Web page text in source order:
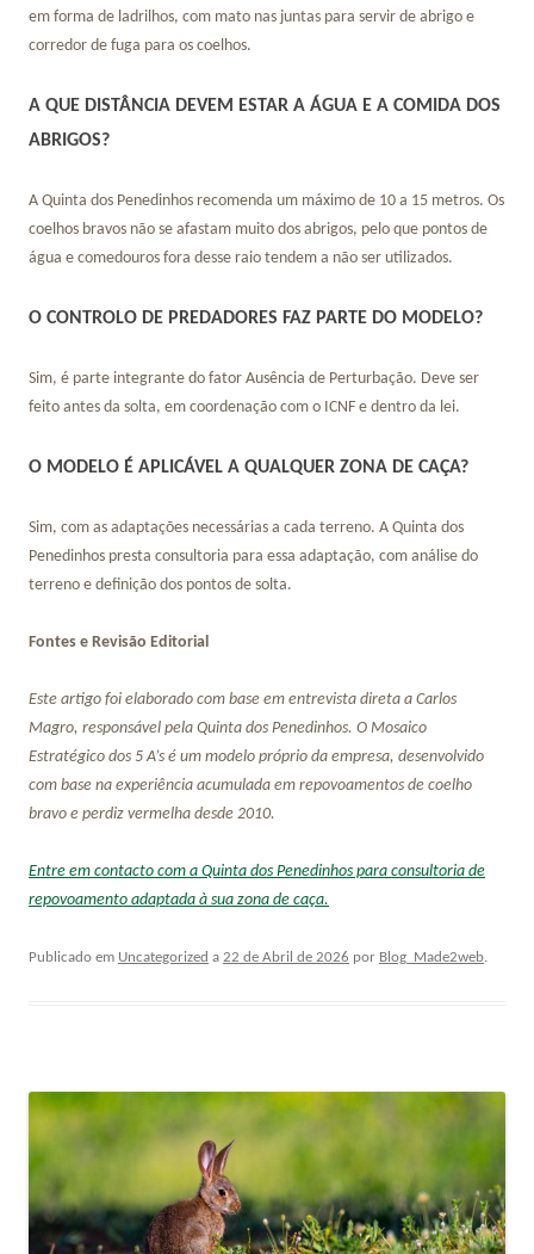
em forma de ladrilhos, com mato nas juntas para servir de abrigo e
corredor de fuga para os coelhos.
A QUE DISTÂNCIA DEVEM ESTAR A ÁGUA E A COMIDA DOS
ABRIGOS?
A Quinta dos Penedinhos recomenda um máximo de 10 a 15 metros. Os
coelhos bravos não se afastam muito dos abrigos, pelo que pontos de
água e comedouros fora desse raio tendem a não ser utilizados.
O CONTROLO DE PREDADORES FAZ PARTE DO MODELO?
Sim, é parte integrante do fator Ausência de Perturbação. Deve ser
feito antes da solta, em coordenação com o ICNF e dentro da lei.
O MODELO É APLICÁVEL A QUALQUER ZONA DE CAÇA?
Sim, com as adaptações necessárias a cada terreno. A Quinta dos
Penedinhos presta consultoria para essa adaptação, com análise do
terreno e definição dos pontos de solta.
Fontes e Revisão Editorial
Este artigo foi elaborado com base em entrevista direta a Carlos
Magro, responsável pela Quinta dos Penedinhos. O Mosaico
Estratégico dos 5 A’s é um modelo próprio da empresa, desenvolvido
com base na experiência acumulada em repovoamentos de coelho
bravo e perdiz vermelha desde 2010.
Entre em contacto com a Quinta dos Penedinhos para consultoria de
repovoamento adaptada à sua zona de caça.
Publicado em Uncategorized a 22 de Abril de 2026 por Blog_Made2web.